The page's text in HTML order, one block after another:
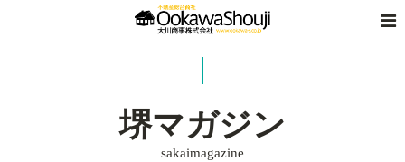
堺マガジン
sakaimagazine